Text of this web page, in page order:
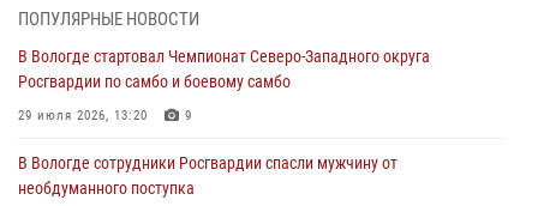
ОХРАНЫ РОСГВАРДИИ В ВОЛОГОДСКОЙ ОБЛАСТИ ЗАДЕРЖАНО 23
02 августа 2026, 10:37
Росгвардейцы в г. Соколе задержали несовершеннолетнего
31 июля 2026, 06:43
ПОПУЛЯРНЫЕ НОВОСТИ
В Вологде стартовал Чемпионат Северо-Западного округа
Росгвардии по самбо и боевому самбо
29 июля 2026, 13:20 9
В Вологде сотрудники Росгвардии спасли мужчину от
необдуманного поступка